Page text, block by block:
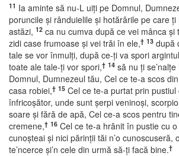
11 Ia aminte să nu-L uiţi pe Domnul,
poruncile şi rânduielile şi hotărârile pe care ţi
astăzi, 12 ca nu cumva după ce vei mânca şi
zidi case frumoase şi vei trăi în ele,† 13 după
tale se vor înmulţi, după ce-ţi va spori
toate ale tale-ţi vor spori,† 14 să nu ţi
Domnul, Dumnezeul tău, Cel ce te-a scos
casa robiei,† 15 Cel ce te-a purtat prin pustiul
înfricoşător, unde sunt şerpi veninoşi,
soare şi fără de apă, Cel ce-a scos pentru
cremene,† 16 Cel ce te-a hrănit în pustie cu o
cunoşteai şi nici părinţii tăi n’o cunoscuseră,
te’ncerce şi’n cele din urmă să-ţi facă bine.†